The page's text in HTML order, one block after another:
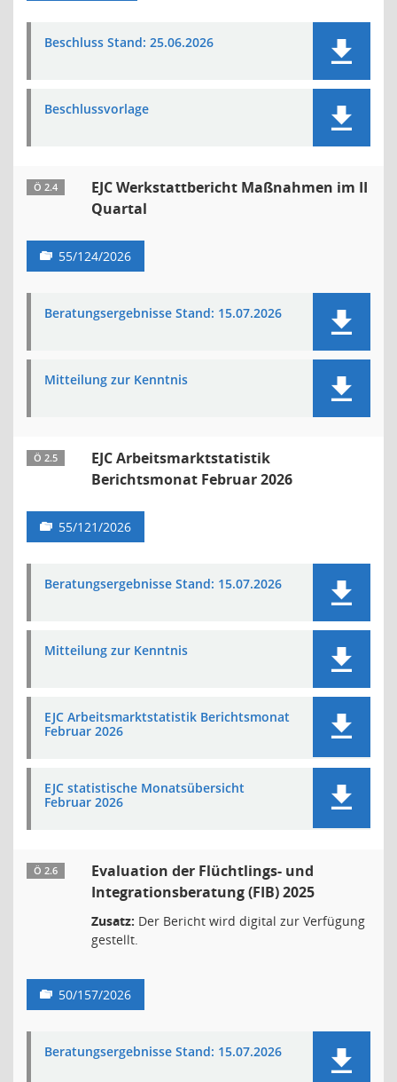
Beschluss Stand: 25.06.2026
Beschlussvorlage
Ö 2.4
EJC Werkstattbericht Maßnahmen im II
Quartal
55/124/2026
Beratungsergebnisse Stand: 15.07.2026
Mitteilung zur Kenntnis
Ö 2.5
EJC Arbeitsmarktstatistik
Berichtsmonat Februar 2026
55/121/2026
Beratungsergebnisse Stand: 15.07.2026
Mitteilung zur Kenntnis
EJC Arbeitsmarktstatistik Berichtsmonat
Februar 2026
EJC statistische Monatsübersicht
Februar 2026
Ö 2.6
Evaluation der Flüchtlings- und
Integrationsberatung (FIB) 2025
Zusatz: Der Bericht wird digital zur Verfügung
gestellt.
50/157/2026
Beratungsergebnisse Stand: 15.07.2026